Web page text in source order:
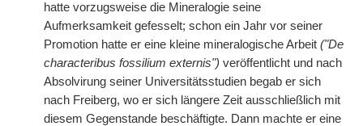
hatte vorzugsweise die Mineralogie seine
Aufmerksamkeit gefesselt; schon ein Jahr vor seiner
Promotion hatte er eine kleine mineralogische Arbeit ("De
characteribus fossilium externis") veröffentlicht und nach
Absolvirung seiner Universitätsstudien begab er sich
nach Freiberg, wo er sich längere Zeit ausschließlich mit
diesem Gegenstande beschäftigte. Dann machte er eine